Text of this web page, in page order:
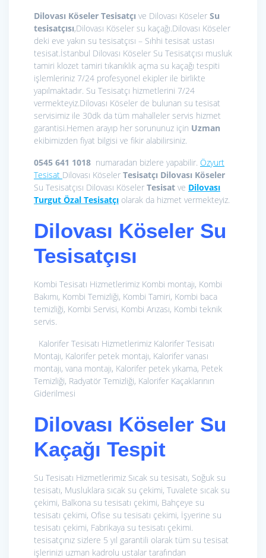
Dilovası Köseler Tesisatçı ve Dilovası Köseler Su
tesisatçısı,Dilovası Köseler su kaçağı.Dilovası Köseler
deki eve yakın su tesisatçısı – Sıhhi tesisat ustası
tesisat.İstanbul Dilovası Köseler Su Tesisatçısı musluk
tamiri klozet tamiri tıkanıklık açma su kaçağı tespiti
işlemleriniz 7/24 profesyonel ekipler ile birlikte
yapılmaktadır. Su Tesisatçı hizmetlerini 7/24
vermekteyiz.Dilovası Köseler de bulunan su tesisat
servisimiz ile 30dk da tüm mahalleler servis hizmet
garantisi.Hemen arayıp her sorununuz için Uzman
ekibimizden fiyat bilgisi ve fikir alabilirsiniz.
0545 641 1018 numaradan bizlere yapabilir. Özyurt
Tesisat Dilovası Köseler Tesisatçı Dilovası Köseler
Su Tesisatçısı Dilovası Köseler Tesisat ve Dilovası
Turgut Özal Tesisatçı olarak da hizmet vermekteyiz.
Dilovası Köseler Su
Tesisatçısı
Kombi Tesisatı Hizmetlerimiz Kombi montajı, Kombi
Bakımı, Kombi Temizliği, Kombi Tamiri, Kombi baca
temizliği, Kombi Servisi, Kombi Arızası, Kombi teknik
servis.
Kalorifer Tesisatı Hizmetlerimiz Kalorifer Tesisatı
Montajı, Kalorifer petek montajı, Kalorifer vanası
montajı, vana montajı, Kalorifer petek yıkama, Petek
Temizliği, Radyatör Temizliği, Kalorifer Kaçaklarının
Giderilmesi
Dilovası Köseler Su
Kaçağı Tespit
Su Tesisatı Hizmetlerimiz Sıcak su tesisatı, Soğuk su
tesisatı, Musluklara sıcak su çekimi, Tuvalete sıcak su
çekimi, Balkona su tesisatı çekimi, Bahçeye su
tesisatı çekimi, Ofise su tesisatı çekimi, İşyerine su
tesisatı çekimi, Fabrikaya su tesisatı çekimi.
tesisatçınız sizlere 5 yıl garantili olarak tüm su tesisat
işlerinizi uzman kadrolu ustalar tarafından